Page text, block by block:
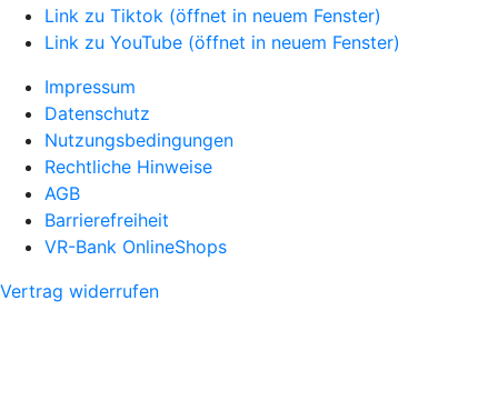
Link zu Tiktok (öffnet in neuem Fenster)
Link zu YouTube (öffnet in neuem Fenster)
Impressum
Datenschutz
Nutzungsbedingungen
Rechtliche Hinweise
AGB
Barrierefreiheit
VR-Bank OnlineShops
Vertrag widerrufen